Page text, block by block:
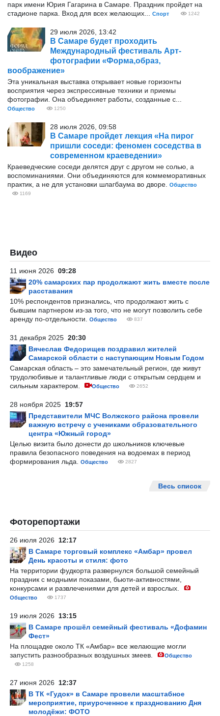
парк имени Юрия Гагарина в Самаре. Праздник пройдет на
стадионе парка. Вход для всех желающих...
Спорт 1242
29 июля 2026, 13:42
В Самаре будет проходить
Международный фестиваль Арт-
фотографии «Форма,образ,
воображение»
Эта уникальная выставка открывает новые горизонты
восприятия через экспрессивные техники и приемы
фотографии. Она объединяет работы, созданные с...
Общество 1250
28 июля 2026, 09:58
В Самаре пройдет лекция «На пирог
пришли соседи: феномен соседства в
современном краеведении»
Краеведческие соседи делятся друг с другом не солью, а
воспоминаниями. Они объединяются для коммеморативных
практик, а не для установки шлагбаума во дворе.
Общество
1169
Видео
11 июня 2026 09:28
20% самарских пар продолжают жить вместе после
расставания
10% респондентов признались, что продолжают жить с
бывшим партнером из-за того, что не могут позволить себе
аренду по-отдельности.
Общество 837
31 декабря 2025 20:30
Вячеслав Федорищев поздравил жителей
Самарской области с наступающим Новым Годом
Самарская область – это замечательный регион, где живут
трудолюбивые и талантливые люди с открытым сердцем и
сильным характером.
Общество 2652
28 ноября 2025 19:57
Представители МЧС Волжского района провели
важную встречу с учениками образовательного
центра «Южный город»
Целью визита было донести до школьников ключевые
правила безопасного поведения на водоемах в период
формирования льда.
Общество 2827
Весь список
Фоторепортажи
26 июля 2026 12:17
В Самаре торговый комплекс «Амбар» провел
День красоты и стиля: фото
На территории фудкорта развернулся большой семейный
праздник с модными показами, бьюти-активностями,
конкурсами и развлечениями для детей и взрослых.
Общество 1737
19 июля 2026 13:15
В Самаре прошёл семейный фестиваль «Дофамин
Фест»
На площадке около ТК «Амбар» все желающие могли
запустить разнообразных воздушных змеев.
Общество
1258
27 июня 2026 12:37
В ТК «Гудок» в Самаре провели масштабное
мероприятие, приуроченное к празднованию Дня
молодёжи: ФОТО